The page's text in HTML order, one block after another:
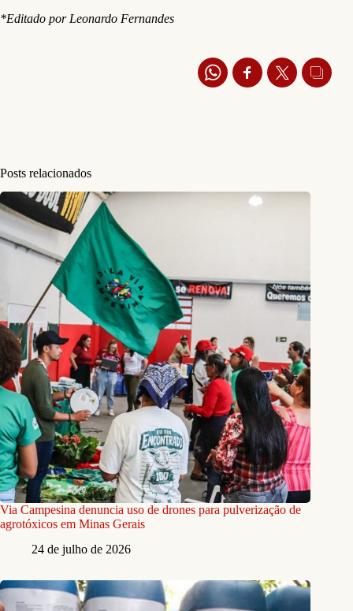
*Editado por Leonardo Fernandes
Posts relacionados
Via Campesina denuncia uso de drones para pulverização de
agrotóxicos em Minas Gerais
24 de julho de 2026